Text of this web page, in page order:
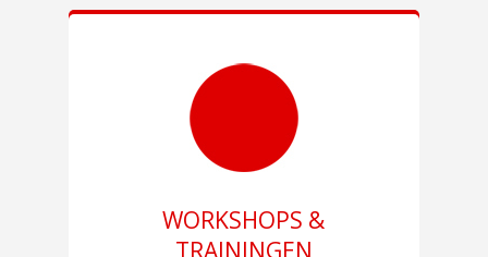
WORKSHOPS &
TRAININGEN